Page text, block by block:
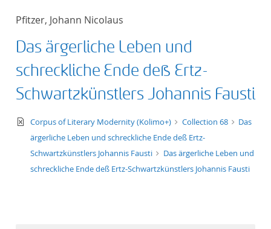
title descending
format ascending
format
publication date
Pfitzer, Johann Nicolaus
Das ärgerliche Leben und
schreckliche Ende deß Ertz-
Schwartzkünstlers Johannis Fausti
text/xml
Corpus of Literary Modernity (Kolimo+) Collection 68
Das
ärgerliche Leben und schreckliche Ende deß Ertz-
Schwartzkünstlers Johannis Fausti
Das ärgerliche Leben und
schreckliche Ende deß Ertz-Schwartzkünstlers Johannis Fausti